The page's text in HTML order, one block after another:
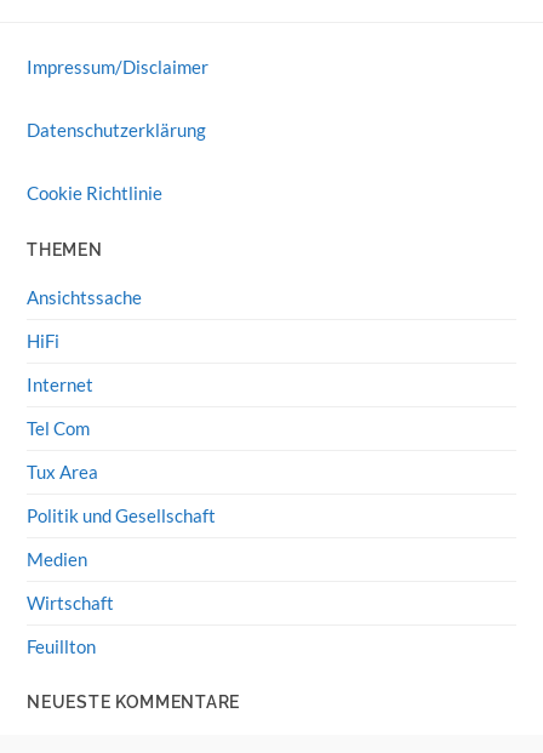
Impressum/Disclaimer
Datenschutzerklärung
Cookie Richtlinie
THEMEN
Ansichtssache
HiFi
Internet
Tel Com
Tux Area
Politik und Gesellschaft
Medien
Wirtschaft
Feuillton
NEUESTE KOMMENTARE